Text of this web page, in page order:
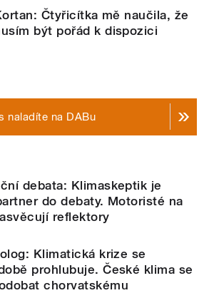
Čtyřicítka mě naučila, že
být pořád k dispozici
naladíte na DABu
debata: Klimaskeptik je
do debaty. Motoristé na
reflektory
Klimatická krize se
prohlubuje. České klima se
chorvatskému